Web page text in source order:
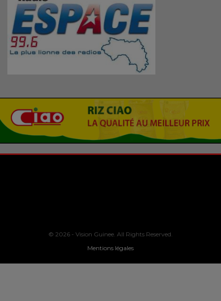
© 2026 - Vision Guinee. All Rights Reserved.
Mentions légales